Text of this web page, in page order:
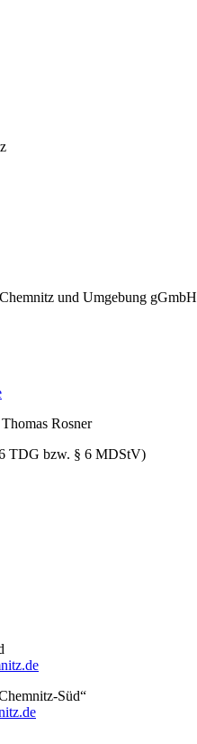
und Umgebung gGmbH
Rosner
TDG bzw. § 6 MDStV)
Süd“